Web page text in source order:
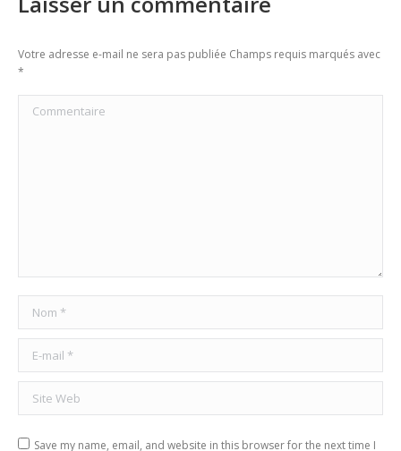
Votre adresse e-mail ne sera pas publiée Champs requis marqués avec
*
Commentaire
Nom *
E-mail *
Site Web
Save my name, email, and website in this browser for the next time I